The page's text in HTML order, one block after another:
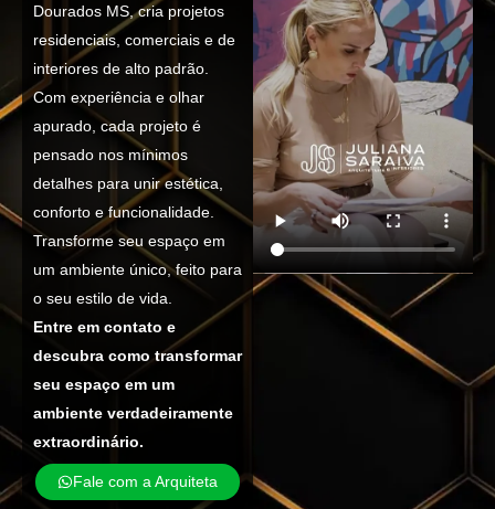
Dourados MS, cria projetos
residenciais, comerciais e de
interiores de alto padrão.
Com experiência e olhar
apurado, cada projeto é
pensado nos mínimos
detalhes para unir estética,
conforto e funcionalidade.
Transforme seu espaço em
um ambiente único, feito para
o seu estilo de vida.
Entre em contato e
descubra como transformar
seu espaço em um
ambiente verdadeiramente
extraordinário.
Fale com a Arquiteta